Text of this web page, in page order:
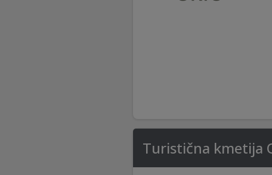
Turistična kmetija